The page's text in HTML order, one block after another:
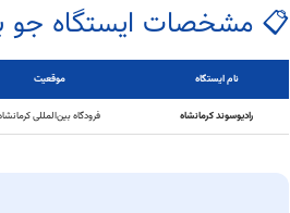
📋 مشخصات ایستگاه جو
نام ایستگاه موقعیت
رادیوسوند کرمانشاه فرودگاه بین‌المللی